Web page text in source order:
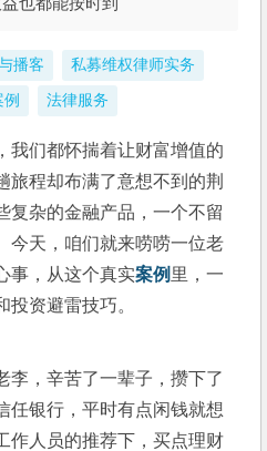
播客 私募维权律师实务
例 法律服务
我们都怀揣着让财富增值的
旅程却布满了意想不到的荆
复杂的金融产品，一个不留
今天，咱们就来唠唠一位老
事，从这个真实案例 里，一
投资避雷技巧。
李，辛苦了一辈子，攒下了
任银行，平时有点闲钱就想
作人员的推荐下，买点理财